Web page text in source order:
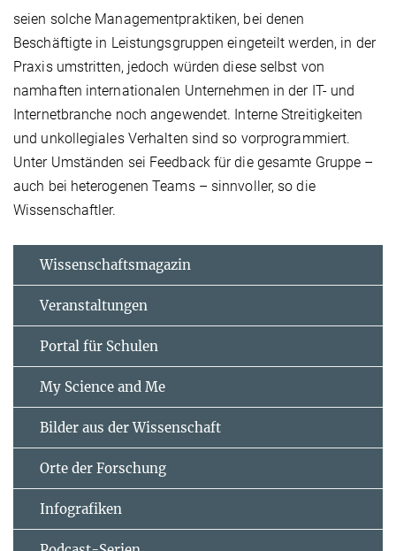
seien solche Managementpraktiken, bei denen
Beschäftigte in Leistungsgruppen eingeteilt werden, in der
Praxis umstritten, jedoch würden diese selbst von
namhaften internationalen Unternehmen in der IT- und
Internetbranche noch angewendet. Interne Streitigkeiten
und unkollegiales Verhalten sind so vorprogrammiert.
Unter Umständen sei Feedback für die gesamte Gruppe –
auch bei heterogenen Teams – sinnvoller, so die
Wissenschaftler.
Wissenschaftsmagazin
Veranstaltungen
Portal für Schulen
My Science and Me
Bilder aus der Wissenschaft
Orte der Forschung
Infografiken